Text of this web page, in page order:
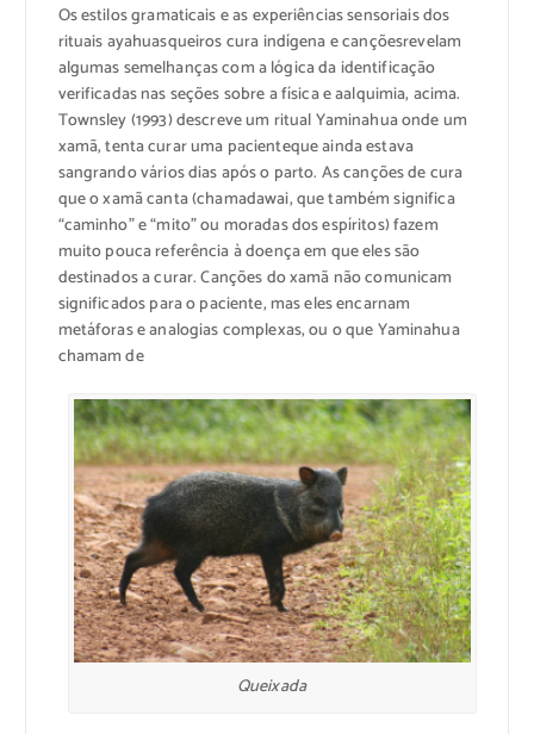
Os estilosgramaticais easexperiências sensoriaisdos
rituaisayahuasqueiroscuraindígenae cançõesrevelam
algumas semelhanças coma lógica daidentificação
verificadas nasseções sobrea física e aalquimia, acima.
Townsley(1993)descreve um ritualYaminahuaondeum
xamã, tenta curaruma pacienteque aindaestava
sangrandovários diasapós o parto. As cançõesde cura
queo xamãcanta(chamadawai, que tambémsignifica
“caminho”e“mito”ou moradas dosespíritos)fazem
muitopouca referênciaà doençaem queelessão
destinados acurar.Cançõesdo xamãnão comunicam
significadosparao paciente, maseles encarnam
metáforase analogiascomplexas, ou o queYaminahua
chamam de
Queixada